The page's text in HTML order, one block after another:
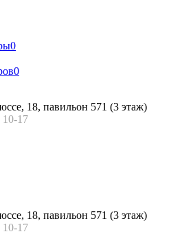
0
0
18, павильон 571 (3 этаж)
10-17
18, павильон 571 (3 этаж)
10-17